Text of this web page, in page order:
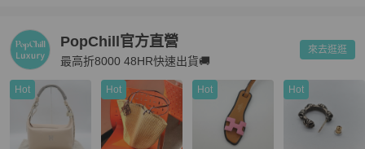
PopChill官方直營
最高折8000 48HR快速出貨🚚
來去逛逛
Hot Hot Hot Hot